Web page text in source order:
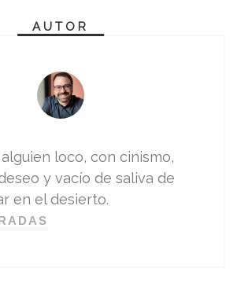
AUTOR
loco, con cinismo,
y vacío de saliva de
en el desierto.